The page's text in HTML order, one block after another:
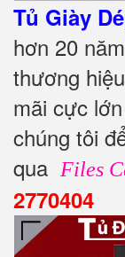
Tủ Giày
hơn 20
thương
mãi cực
chúng tôi
qua
Files
2770404